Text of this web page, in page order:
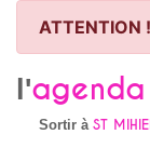
ATTENTION !
l'agenda
Sortir à ST